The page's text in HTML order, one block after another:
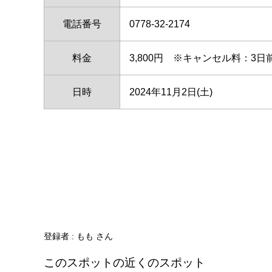
電話番号 0778-32-2174
料金 3,800円 ※キャンセル料：3日
日時 2024年11月2日(土)
登録者 : もも さん
このスポットの近くのスポット